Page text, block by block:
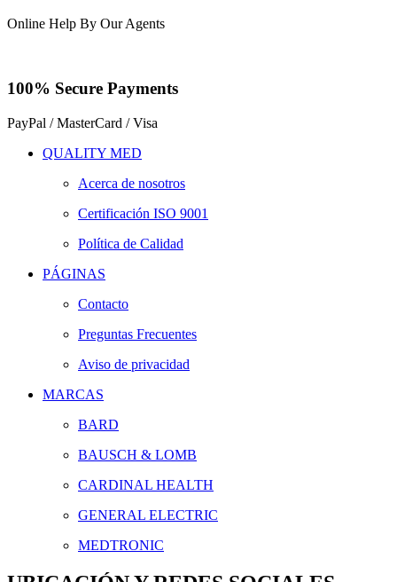
Online Help By Our Agents
100% Secure Payments
PayPal / MasterCard / Visa
QUALITY MED
Acerca de nosotros
Certificación ISO 9001
Política de Calidad
PÁGINAS
Contacto
Preguntas Frecuentes
Aviso de privacidad
MARCAS
BARD
BAUSCH & LOMB
CARDINAL HEALTH
GENERAL ELECTRIC
MEDTRONIC